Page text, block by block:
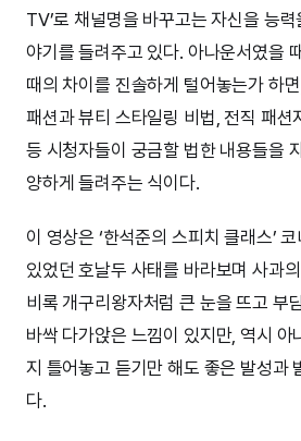
TV’로 채널명을 바꾸고는 자신을 능력
야기를 들려주고 있다. 아나운서였을
때의 차이를 진솔하게 털어놓는가 하
패션과 뷰티 스타일링 비법, 전직 패션
등 시청자들이 궁금할 법한 내용들을
양하게 들려주는 식이다.
이 영상은 ‘한석준의 스피치 클래스’
있었던 호날두 사태를 바라보며 사과
비록 개구리왕자처럼 큰 눈을 뜨고 부
바싹 다가앉은 느낌이 있지만, 역시 아
지 틀어놓고 듣기만 해도 좋은 발성과
다.